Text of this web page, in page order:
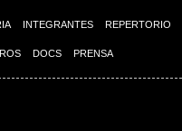
INTEGRANTES REPERTORIO
DOCS PRENSA